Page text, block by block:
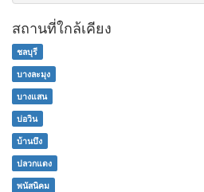
สถานที่ใกล้เคียง
ชลบุรี
บางละมุง
บางแสน
บ่อวิน
บ้านบึง
ปลวกแดง
พนัสนิคม